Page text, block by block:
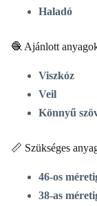
Haladó
🧶 Ajánlott
Viszkóz
Veil
Könnyű
📏 Szükséges
46-os
38-as